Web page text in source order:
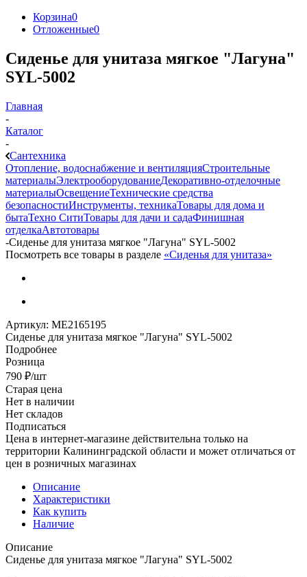
Корзина0
Отложенные0
Сиденье для унитаза мягкое "Лагуна"
SYL-5002
Главная
-
Каталог
-
Сантехника
Отопление, водоснабжение и вентиляцияСтроительные
материалыЭлектрооборудованиеДекоративно-отделочные
материалыОсвещениеТехнические средства
безопасностиИнструменты, техникаТовары для дома и
бытаТехно СитиТовары для дачи и садаФинишная
отделкаАвтотовары
-Сиденье для унитаза мягкое "Лагуна" SYL-5002
Посмотреть все товары в разделе «Сиденья для унитаза»
Артикул: МЕ2165195
Сиденье для унитаза мягкое "Лагуна" SYL-5002
Подробнее
Розница
790 ₽/шт
Старая цена
Нет в наличии
Нет складов
Подписаться
Цена в интернет-магазине действительна только на
территории Калининградской области и может отличаться от
цен в розничных магазинах
Описание
Характеристики
Как купить
Наличие
Описание
Сиденье для унитаза мягкое "Лагуна" SYL-5002